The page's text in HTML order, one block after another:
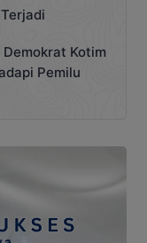
Kotim
Pemilu